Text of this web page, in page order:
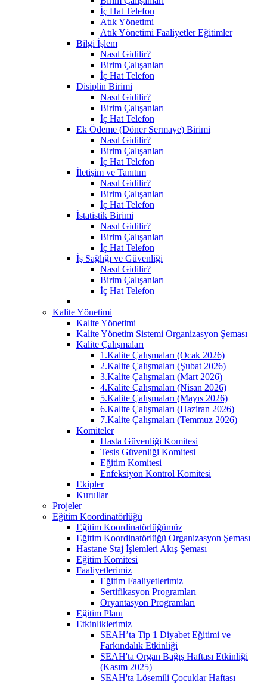
İç Hat Telefon
Atık Yönetimi
Atık Yönetimi Faaliyetler Eğitimler
Bilgi İşlem
Nasıl Gidilir?
Birim Çalışanları
İç Hat Telefon
Disiplin Birimi
Nasıl Gidilir?
Birim Çalışanları
İç Hat Telefon
Ek Ödeme (Döner Sermaye) Birimi
Nasıl Gidilir?
Birim Çalışanları
İç Hat Telefon
İletişim ve Tanıtım
Nasıl Gidilir?
Birim Çalışanları
İç Hat Telefon
İstatistik Birimi
Nasıl Gidilir?
Birim Çalışanları
İç Hat Telefon
İş Sağlığı ve Güvenliği
Nasıl Gidilir?
Birim Çalışanları
İç Hat Telefon
Kalite Yönetimi
Kalite Yönetimi
Kalite Yönetim Sistemi Organizasyon Şeması
Kalite Çalışmaları
1.Kalite Çalışmaları (Ocak 2026)
2.Kalite Çalışmaları (Şubat 2026)
3.Kalite Çalışmaları (Mart 2026)
4.Kalite Çalışmaları (Nisan 2026)
5.Kalite Çalışmaları (Mayıs 2026)
6.Kalite Çalışmaları (Haziran 2026)
7.Kalite Çalışmaları (Temmuz 2026)
Komiteler
Hasta Güvenliği Komitesi
Tesis Güvenliği Komitesi
Eğitim Komitesi
Enfeksiyon Kontrol Komitesi
Ekipler
Kurullar
Projeler
Eğitim Koordinatörlüğü
Eğitim Koordinatörlüğümüz
Eğitim Koordinatörlüğü Organizasyon Şeması
Hastane Staj İşlemleri Akış Şeması
Eğitim Komitesi
Faaliyetlerimiz
Eğitim Faaliyetlerimiz
Sertifikasyon Programları
Oryantasyon Programları
Eğitim Planı
Etkinliklerimiz
SEAH’ta Tip 1 Diyabet Eğitimi ve
Farkındalık Etkinliği
SEAH'ta Organ Bağış Haftası Etkinliği
(Kasım 2025)
SEAH'ta Lösemili Çocuklar Haftası